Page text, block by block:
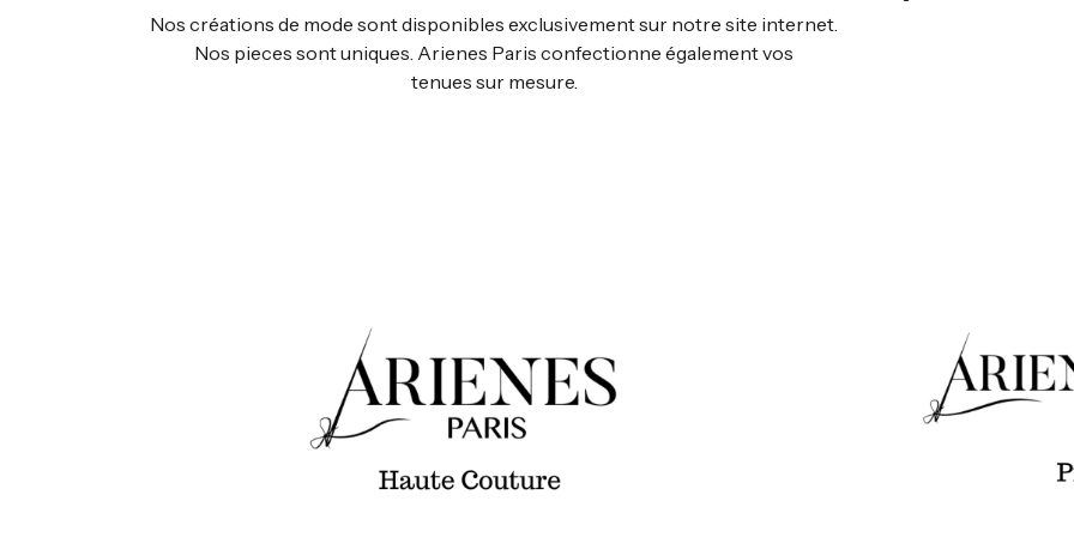
Nos créations de mode sont disponibles exclusivement sur notre site internet.
Nos pieces sont uniques. Arienes Paris confectionne également vos
tenues sur mesure.